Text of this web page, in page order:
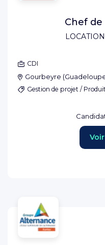
Chef de
CDI
Gourbeyre (
Gestion de projet /